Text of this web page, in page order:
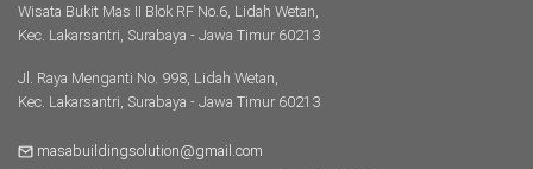
Wisata Bukit Mas II Blok RF No.6, Lidah Wetan,
Kec. Lakarsantri, Surabaya - Jawa Timur 60213
Jl. Raya Menganti No. 998, Lidah Wetan,
Kec. Lakarsantri, Surabaya - Jawa Timur 60213
masabuildingsolution@gmail.com